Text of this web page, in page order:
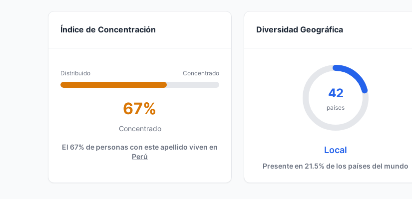
Índice de Concentración
Distribuido Concentrado
67%
Concentrado
El 67% de personas con este apellido viven en
Perú
Diversidad Geográfica
42
países
Local
Presente en 21.5% de los países del mundo